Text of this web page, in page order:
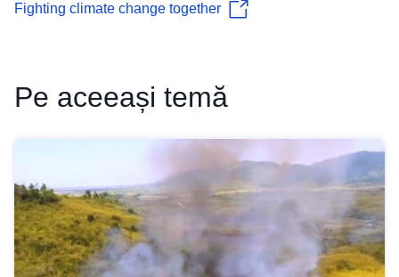
Fighting climate change together
Pe aceeași temă